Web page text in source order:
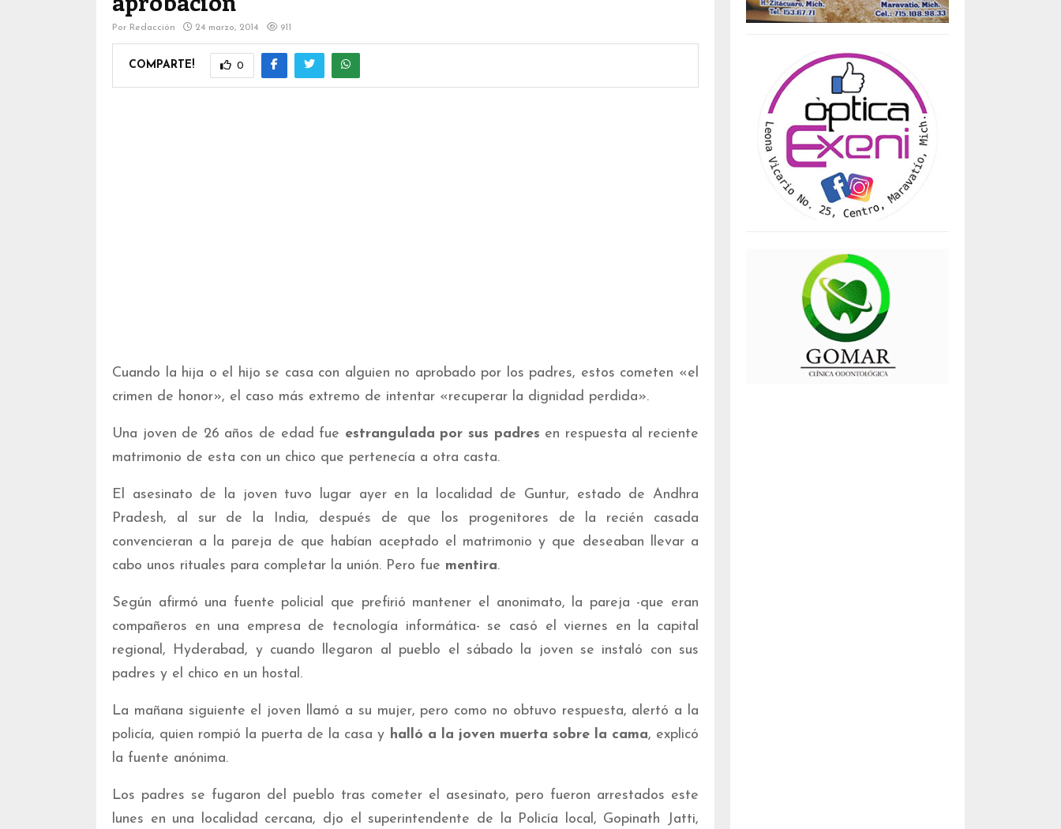
Por Redacción 24 marzo, 2014 911
COMPARTE! 0
Cuando la hija o el hijo se casa con alguien no aprobado por los padres, estos cometen «el
crimen de honor», el caso más extremo de intentar «recuperar la dignidad perdida».
Una joven de 26 años de edad fue estrangulada por sus padres en respuesta al reciente
matrimonio de esta con un chico que pertenecía a otra casta.
El asesinato de la joven tuvo lugar ayer en la localidad de Guntur, estado de Andhra
Pradesh, al sur de la India, después de que los progenitores de la recién casada
convencieran a la pareja de que habían aceptado el matrimonio y que deseaban llevar a
cabo unos rituales para completar la unión. Pero fue mentira.
Según afirmó una fuente policial que prefirió mantener el anonimato, la pareja -que eran
compañeros en una empresa de tecnología informática- se casó el viernes en la capital
regional, Hyderabad, y cuando llegaron al pueblo el sábado la joven se instaló con sus
padres y el chico en un hostal.
La mañana siguiente el joven llamó a su mujer, pero como no obtuvo respuesta, alertó a la
policía, quien rompió la puerta de la casa y halló a la joven muerta sobre la cama, explicó
la fuente anónima.
Los padres se fugaron del pueblo tras cometer el asesinato, pero fueron arrestados este
lunes en una localidad cercana, djo el superintendente de la Policía local, Gopinath Jatti,